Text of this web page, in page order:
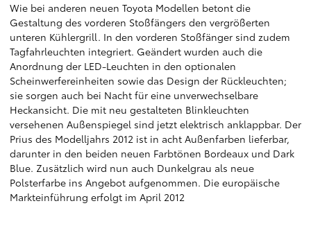
Wie bei anderen neuen Toyota Modellen betont die
Gestaltung des vorderen Stoßfängers den vergrößerten
unteren Kühlergrill. In den vorderen Stoßfänger sind zudem
Tagfahrleuchten integriert. Geändert wurden auch die
Anordnung der LED-Leuchten in den optionalen
Scheinwerfereinheiten sowie das Design der Rückleuchten;
sie sorgen auch bei Nacht für eine unverwechselbare
Heckansicht. Die mit neu gestalteten Blinkleuchten
versehenen Außenspiegel sind jetzt elektrisch anklappbar. Der
Prius des Modelljahrs 2012 ist in acht Außenfarben lieferbar,
darunter in den beiden neuen Farbtönen Bordeaux und Dark
Blue. Zusätzlich wird nun auch Dunkelgrau als neue
Polsterfarbe ins Angebot aufgenommen. Die europäische
Markteinführung erfolgt im April 2012